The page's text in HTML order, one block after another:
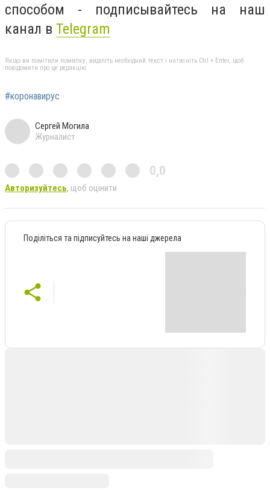
способом - подписывайтесь на наш
канал в Telegram
Якщо ви помітили помилку, виділіть необхідний текст і натисніть Ctrl + Enter, щоб
повідомити про це редакцію
#коронавирус
Сергей Могила
Журналист
0,0
Авторизуйтесь, щоб оцінити
Поділіться та підписуйтесь на наші джерела